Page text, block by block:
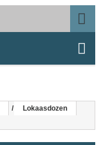
Lokaasdozen